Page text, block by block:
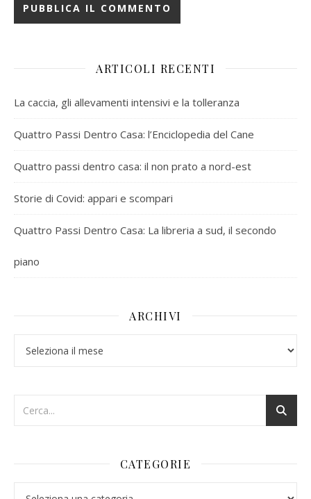
ARTICOLI RECENTI
La caccia, gli allevamenti intensivi e la tolleranza
Quattro Passi Dentro Casa: l’Enciclopedia del Cane
Quattro passi dentro casa: il non prato a nord-est
Storie di Covid: appari e scompari
Quattro Passi Dentro Casa: La libreria a sud, il secondo
piano
ARCHIVI
CATEGORIE